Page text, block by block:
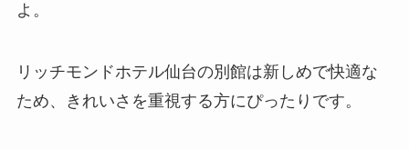
よ。
リッチモンドホテル仙台の別館は新しめで快適な
ため、きれいさを重視する方にぴったりです。